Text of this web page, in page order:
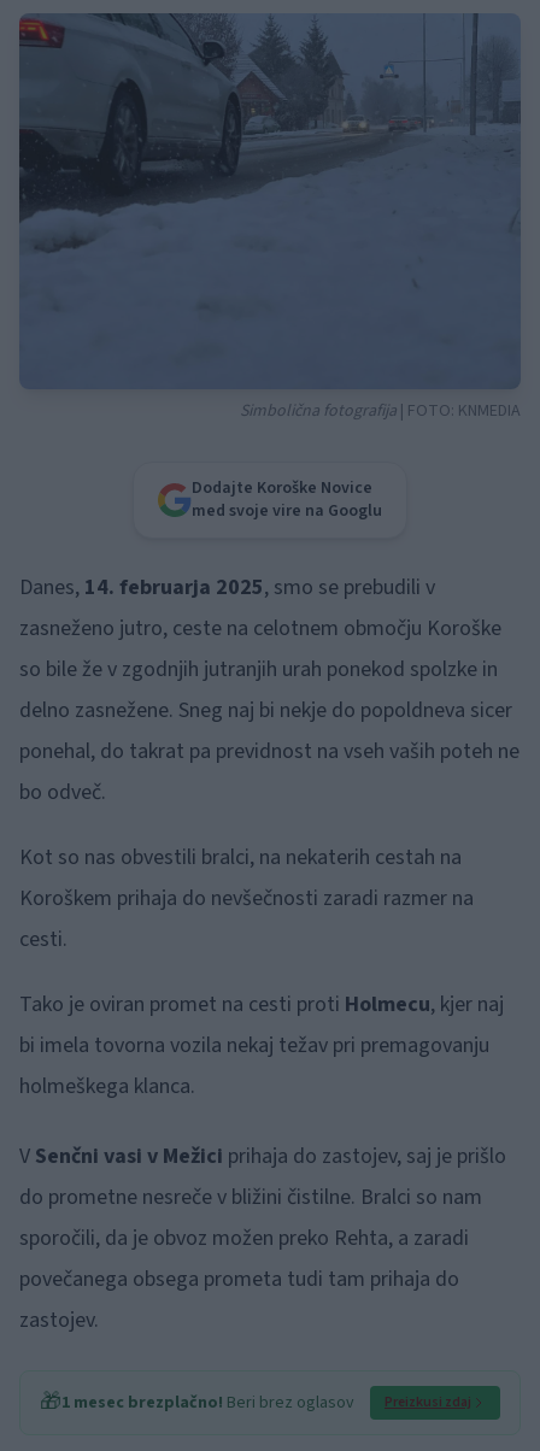
Simbolična fotografija | FOTO: KNMEDIA
Dodajte Koroške Novice
med svoje vire na Googlu
Danes, 14. februarja 2025, smo se prebudili v
zasneženo jutro, ceste na celotnem območju Koroške
so bile že v zgodnjih jutranjih urah ponekod spolzke in
delno zasnežene. Sneg naj bi nekje do popoldneva sicer
ponehal, do takrat pa previdnost na vseh vaših poteh ne
bo odveč.
Kot so nas obvestili bralci, na nekaterih cestah na
Koroškem prihaja do nevšečnosti zaradi razmer na
cesti.
Tako je oviran promet na cesti proti Holmecu, kjer naj
bi imela tovorna vozila nekaj težav pri premagovanju
holmeškega klanca.
V Senčni vasi v Mežici prihaja do zastojev, saj je prišlo
do prometne nesreče v bližini čistilne. Bralci so nam
sporočili, da je obvoz možen preko Rehta, a zaradi
povečanega obsega prometa tudi tam prihaja do
zastojev.
🎁1 mesec brezplačno! Beri brez oglasov Preizkusi zdaj